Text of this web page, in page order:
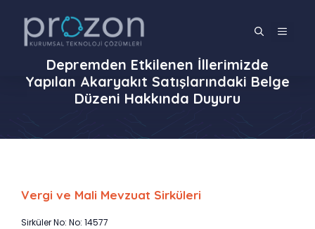
MENÜ
Depremden Etkilenen İllerimizde
Yapılan Akaryakıt Satışlarındaki Belge
Düzeni Hakkında Duyuru
Vergi ve Mali Mevzuat Sirküleri
Sirküler No: No: 14577